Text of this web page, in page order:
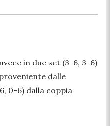
in due set (3-6, 3-6)
dalle
0-6) dalla coppia